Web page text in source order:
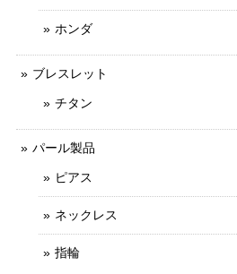
ホンダ
ブレスレット
チタン
パール製品
ピアス
ネックレス
指輪